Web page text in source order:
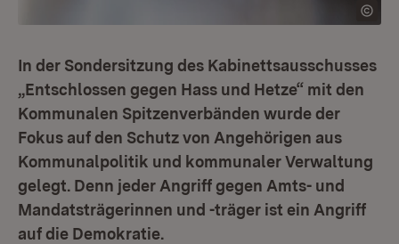
In der Sondersitzung des Kabinettsausschusses
„Entschlossen gegen Hass und Hetze“ mit den
Kommunalen Spitzenverbänden wurde der
Fokus auf den Schutz von Angehörigen aus
Kommunalpolitik und kommunaler Verwaltung
gelegt. Denn jeder Angriff gegen Amts- und
Mandatsträgerinnen und -träger ist ein Angriff
auf die Demokratie.